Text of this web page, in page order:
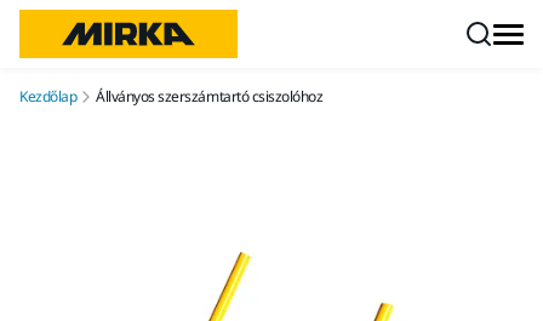
Kezdőlap Állványos szerszámtartó csiszolóhoz